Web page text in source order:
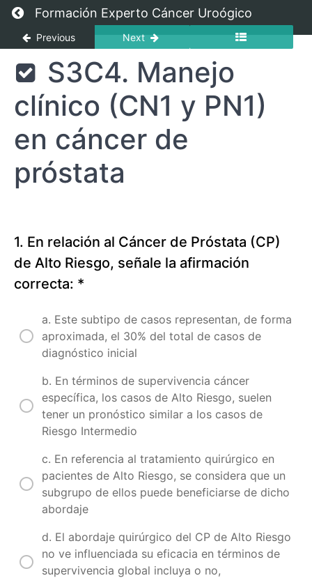
Return to course: Cáncer de Próstata para
Formación Experto Cáncer Uroógico
Previous Next
Cáncer
de
Próstata
para
Expertos
Sección
1.
básico
lo
clínico
próstata
Sección
Tratamiento
estandar
próstata
específicos
S3C4. Manejo
clínico (CN1 y PN1)
en cáncer de
próstata
1. En relación al Cáncer de Próstata (CP)
de Alto Riesgo, señale la afirmación
correcta: *
a. Este subtipo de casos representan, de forma
aproximada, el 30% del total de casos de
diagnóstico inicial
b. En términos de supervivencia cáncer
específica, los casos de Alto Riesgo, suelen
tener un pronóstico similar a los casos de
Riesgo Intermedio
c. En referencia al tratamiento quirúrgico en
pacientes de Alto Riesgo, se considera que un
subgrupo de ellos puede beneficiarse de dicho
abordaje
d. El abordaje quirúrgico del CP de Alto Riesgo
no ve influenciada su eficacia en términos de
supervivencia global incluya o no,